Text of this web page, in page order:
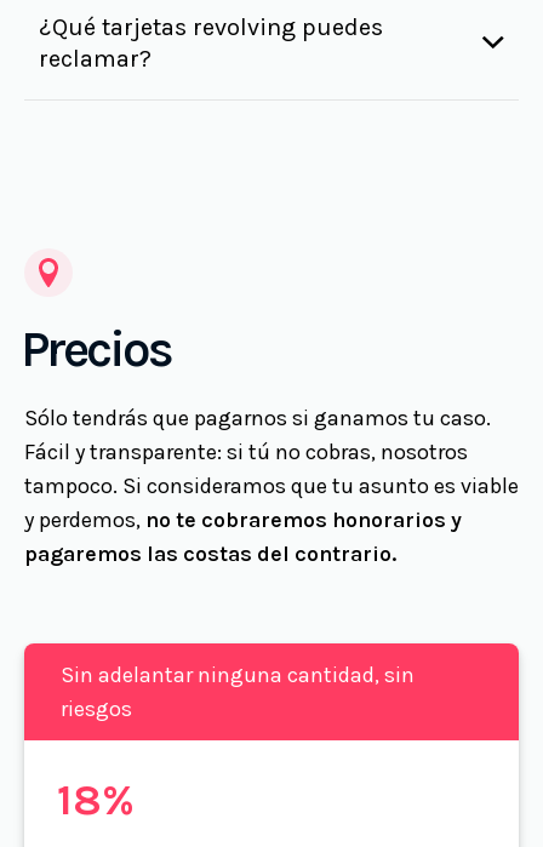
¿Qué tarjetas revolving puedes
reclamar?
Precios
Sólo tendrás que pagarnos si ganamos tu caso.
Fácil y transparente: si tú no cobras, nosotros
tampoco. Si consideramos que tu asunto es viable
y perdemos, no te cobraremos honorarios y
pagaremos las costas del contrario.
Sin adelantar ninguna cantidad, sin
riesgos
18%